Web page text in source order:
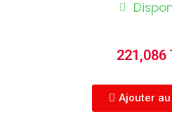
221,086
Ajouter